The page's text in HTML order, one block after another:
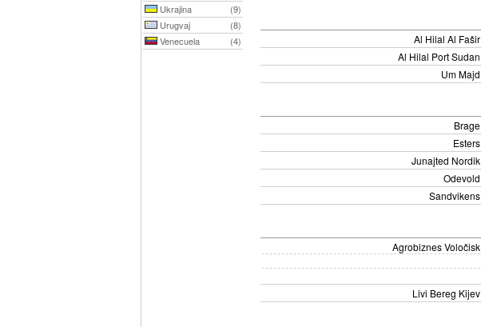
Ukrajina
(9)
Urugvaj
(8)
Venecuela
(4) Al Hilal Al Fašir
Al Hilal Port Sudan
Um Majd
Brage
Esters
Junajted Nordik
Odevold
Sandvikens
Agrobiznes Voločisk
Livi Bereg Kijev